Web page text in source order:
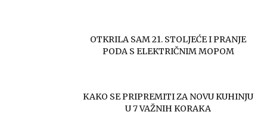
OTKRILA SAM 21. STOLJEĆE I PRANJE
PODA S ELEKTRIČNIM MOPOM
KAKO SE PRIPREMITI ZA NOVU KUHINJU
U 7 VAŽNIH KORAKA